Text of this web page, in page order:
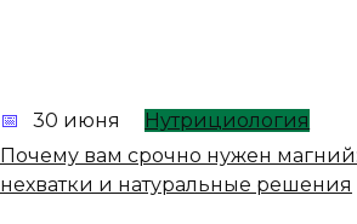
30 июня
Нутрициология
Почему вам срочно нужен
нехватки и натуральные решения